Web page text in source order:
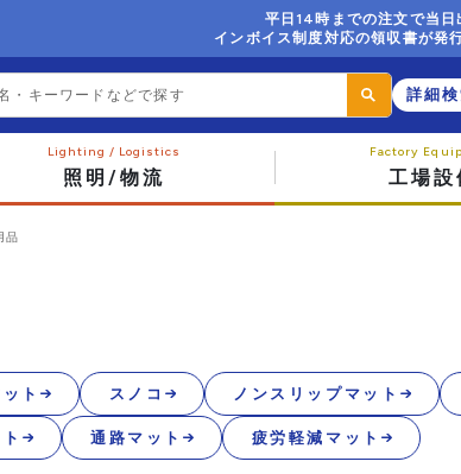
平日14時までの注文で当
インボイス制度対応の領収書が発
詳細検
照明/物流 工場設
品
ト スノコ ノンスリップマット
通路マット 疲労軽減マット